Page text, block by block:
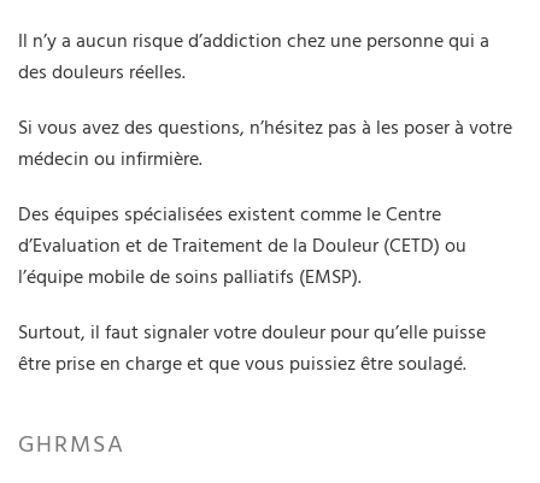
Il n’y a aucun risque d’addiction chez une personne qui a
des douleurs réelles.
Si vous avez des questions, n’hésitez pas à les poser à votre
médecin ou infirmière.
Des équipes spécialisées existent comme le Centre
d’Evaluation et de Traitement de la Douleur (CETD) ou
l’équipe mobile de soins palliatifs (EMSP).
Surtout, il faut signaler votre douleur pour qu’elle puisse
être prise en charge et que vous puissiez être soulagé.
GHRMSA